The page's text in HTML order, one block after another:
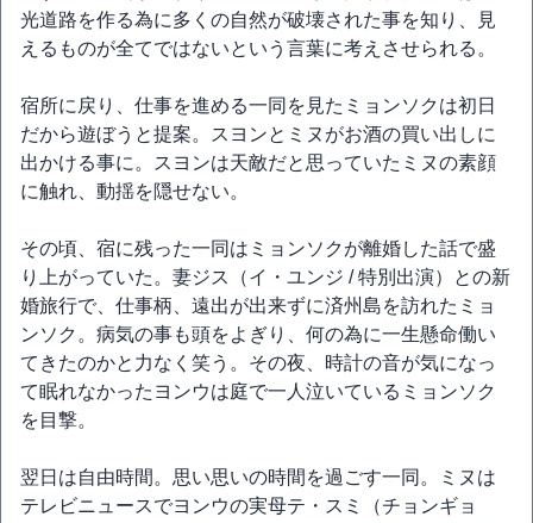
光道路を作る為に多くの自然が破壊された事を知り、見
えるものが全てではないという言葉に考えさせられる。
宿所に戻り、仕事を進める一同を見たミョンソクは初日
だから遊ぼうと提案。スヨンとミヌがお酒の買い出しに
出かける事に。スヨンは天敵だと思っていたミヌの素顔
に触れ、動揺を隠せない。
その頃、宿に残った一同はミョンソクが離婚した話で盛
り上がっていた。妻ジス（イ・ユンジ / 特別出演）との新
婚旅行で、仕事柄、遠出が出来ずに済州島を訪れたミョ
ンソク。病気の事も頭をよぎり、何の為に一生懸命働い
てきたのかと力なく笑う。その夜、時計の音が気になっ
て眠れなかったヨンウは庭で一人泣いているミョンソク
を目撃。
翌日は自由時間。思い思いの時間を過ごす一同。ミヌは
テレビニュースでヨンウの実母テ・スミ（チョンギョ